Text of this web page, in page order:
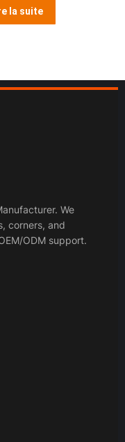
la suite
We
corners, and
ODM support.